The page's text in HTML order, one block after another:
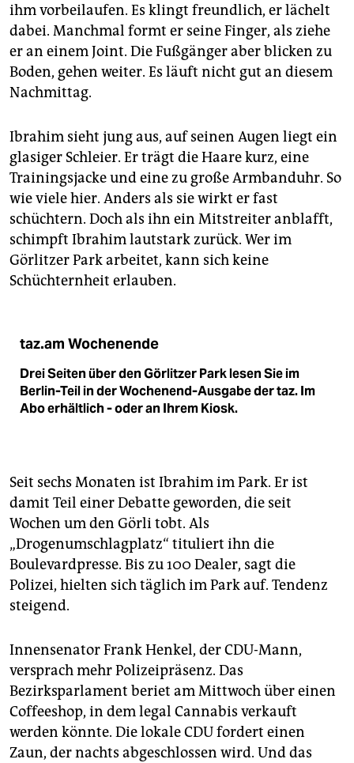
ihm vorbeilaufen. Es klingt freundlich, er lächelt
dabei. Manchmal formt er seine Finger, als ziehe
er an einem Joint. Die Fußgänger aber blicken zu
Boden, gehen weiter. Es läuft nicht gut an diesem
Nachmittag.
Ibrahim sieht jung aus, auf seinen Augen liegt ein
glasiger Schleier. Er trägt die Haare kurz, eine
Trainingsjacke und eine zu große Armbanduhr. So
wie viele hier. Anders als sie wirkt er fast
schüchtern. Doch als ihn ein Mitstreiter anblafft,
schimpft Ibrahim lautstark zurück. Wer im
Görlitzer Park arbeitet, kann sich keine
Schüchternheit erlauben.
taz.am Wochenende
Drei Seiten über den Görlitzer Park lesen Sie im
Berlin-Teil in der Wochenend-Ausgabe der taz. Im
Abo erhältlich - oder an Ihrem Kiosk.
Seit sechs Monaten ist Ibrahim im Park. Er ist
damit Teil einer Debatte geworden, die seit
Wochen um den Görli tobt. Als
„Drogenumschlagplatz“ tituliert ihn die
Boulevardpresse. Bis zu 100 Dealer, sagt die
Polizei, hielten sich täglich im Park auf. Tendenz
steigend.
Innensenator Frank Henkel, der CDU-Mann,
versprach mehr Polizeipräsenz. Das
Bezirksparlament beriet am Mittwoch über einen
Coffeeshop, in dem legal Cannabis verkauft
werden könnte. Die lokale CDU fordert einen
Zaun, der nachts abgeschlossen wird. Und das